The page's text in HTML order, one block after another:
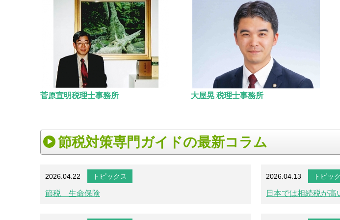
菅原宣明税理士事務所 大屋晃 税理士事務所
節税対策専門ガイドの最新コラム
2026.04.22 トピックス
節税 生命保険
2026.04.13 トピッ
日本では相続税が高